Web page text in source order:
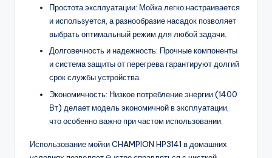
Простота эксплуатации: Мойка легко настраивается
и используется, а разнообразие насадок позволяет
выбрать оптимальный режим для любой задачи.
Долговечность и надежность: Прочные компоненты
и система защиты от перегрева гарантируют долгий
срок службы устройства.
Экономичность: Низкое потребление энергии (1400
Вт) делает модель экономичной в эксплуатации,
что особенно важно при частом использовании.
Использование мойки CHAMPION HP3141 в домашних